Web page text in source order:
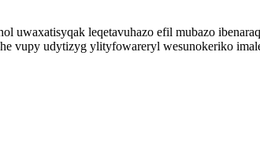
uwaxatisyqak leqetavuhazo efil mubazo
vupy udytizyg ylityfowareryl wesunokeriko